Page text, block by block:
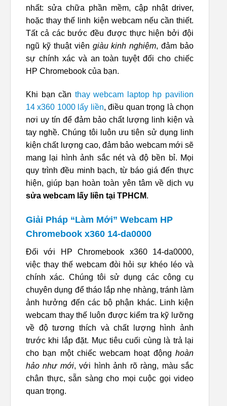
nhất: sửa chữa phần mềm, cập nhật driver,
hoặc thay thế linh kiện webcam nếu cần thiết.
Tất cả các bước đều được thực hiện bởi đội
ngũ kỹ thuật viên giàu kinh nghiệm, đảm bảo
sự chính xác và an toàn tuyệt đối cho chiếc
HP Chromebook của bạn.
Khi bạn cần thay webcam laptop hp pavilion
14 x360 1000 lấy liền, điều quan trọng là chọn
nơi uy tín để đảm bảo chất lượng linh kiện và
tay nghề. Chúng tôi luôn ưu tiên sử dụng linh
kiện chất lượng cao, đảm bảo webcam mới sẽ
mang lại hình ảnh sắc nét và độ bền bỉ. Mọi
quy trình đều minh bạch, từ báo giá đến thực
hiện, giúp bạn hoàn toàn yên tâm về dịch vụ
sửa webcam lấy liền tại TPHCM.
Giải Pháp “Làm Mới” Webcam HP
Chromebook x360 14-da0000
Đối với HP Chromebook x360 14-da0000,
việc thay thế webcam đòi hỏi sự khéo léo và
chính xác. Chúng tôi sử dụng các công cụ
chuyên dụng để tháo lắp nhẹ nhàng, tránh làm
ảnh hưởng đến các bộ phận khác. Linh kiện
webcam thay thế luôn được kiểm tra kỹ lưỡng
về độ tương thích và chất lượng hình ảnh
trước khi lắp đặt. Mục tiêu cuối cùng là trả lại
cho bạn một chiếc webcam hoạt động hoàn
hảo như mới, với hình ảnh rõ ràng, màu sắc
chân thực, sẵn sàng cho mọi cuộc gọi video
quan trọng.